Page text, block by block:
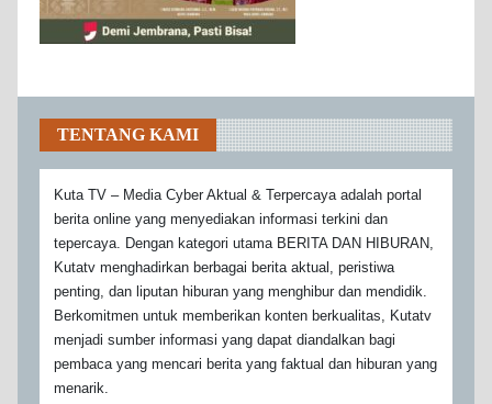
TENTANG KAMI
Kuta TV – Media Cyber Aktual & Terpercaya adalah portal
berita online yang menyediakan informasi terkini dan
tepercaya. Dengan kategori utama BERITA DAN HIBURAN,
Kutatv menghadirkan berbagai berita aktual, peristiwa
penting, dan liputan hiburan yang menghibur dan mendidik.
Berkomitmen untuk memberikan konten berkualitas, Kutatv
menjadi sumber informasi yang dapat diandalkan bagi
pembaca yang mencari berita yang faktual dan hiburan yang
menarik.